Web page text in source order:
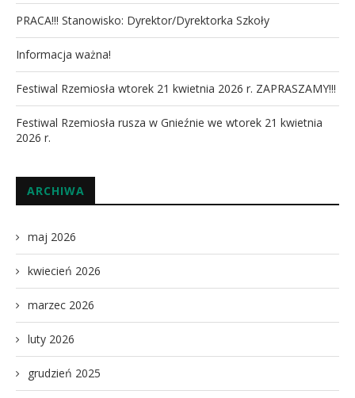
PRACA!!! Stanowisko: Dyrektor/Dyrektorka Szkoły
Informacja ważna!
Festiwal Rzemiosła wtorek 21 kwietnia 2026 r. ZAPRASZAMY!!!
Festiwal Rzemiosła rusza w Gnieźnie we wtorek 21 kwietnia
2026 r.
ARCHIWA
maj 2026
kwiecień 2026
marzec 2026
luty 2026
grudzień 2025